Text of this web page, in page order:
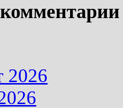
2026